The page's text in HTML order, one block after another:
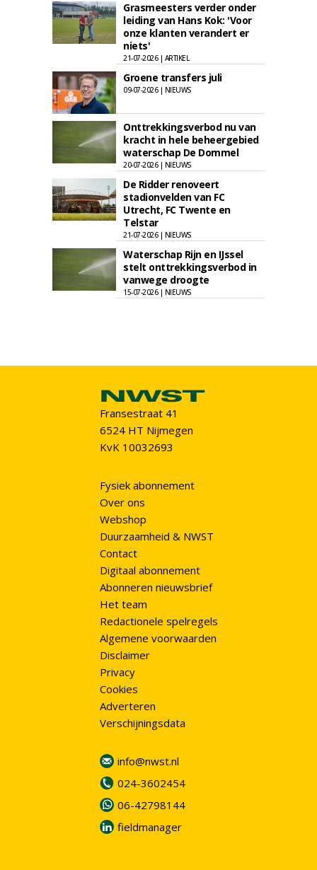
Grasmeesters verder onder
leiding van Hans Kok: 'Voor
onze klanten verandert er
niets'
21-07-2026 | ARTIKEL
Groene transfers juli
09-07-2026 | NIEUWS
Onttrekkingsverbod nu van
kracht in hele beheergebied
waterschap De Dommel
20-07-2026 | NIEUWS
De Ridder renoveert
stadionvelden van FC
Utrecht, FC Twente en
Telstar
21-07-2026 | NIEUWS
Waterschap Rijn en IJssel
stelt onttrekkingsverbod in
vanwege droogte
15-07-2026 | NIEUWS
Fransestraat 41
6524 HT Nijmegen
KvK 10032693
Fysiek abonnement
Over ons
Webshop
Duurzaamheid & NWST
Contact
Digitaal abonnement
Abonneren nieuwsbrief
Het team
Redactionele spelregels
Algemene voorwaarden
Disclaimer
Privacy
Cookies
Adverteren
Verschijningsdata
info@nwst.nl
024-3602454
06-42798144
fieldmanager